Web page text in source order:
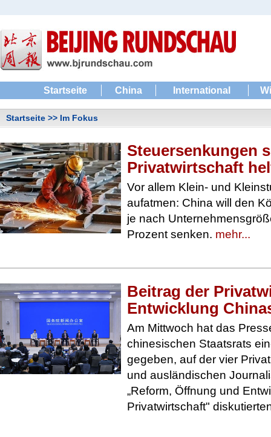
Startseite China International
Startseite >> Im Fokus
Steuersenkungen
Privatwirtschaft
Vor allem Klein- und
aufatmen: China will den
je nach
Prozent senken. mehr...
Beitrag der
Entwicklung
Am Mittwoch hat das
chinesischen Staatsrats
gegeben, auf der vier
und ausländischen
„Reform, Öffnung und
Privatwirtschaft"